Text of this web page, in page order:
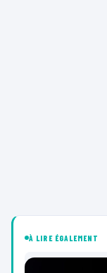
À LIRE ÉGALEMENT